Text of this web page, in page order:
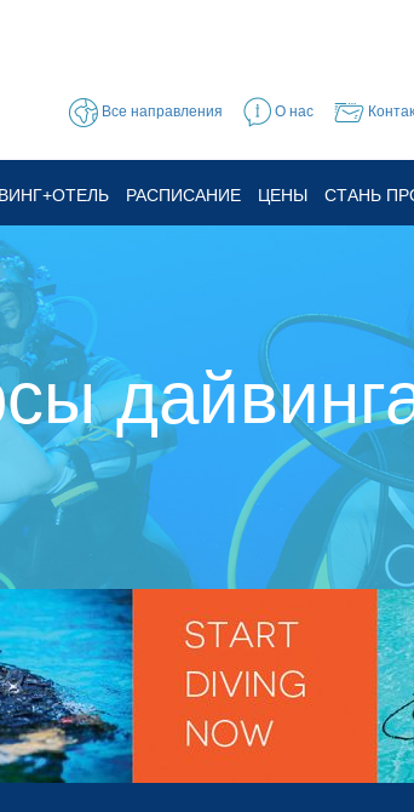
Все направления О нас
РАСПИСАНИЕ ЦЕНЫ СТАНЬ